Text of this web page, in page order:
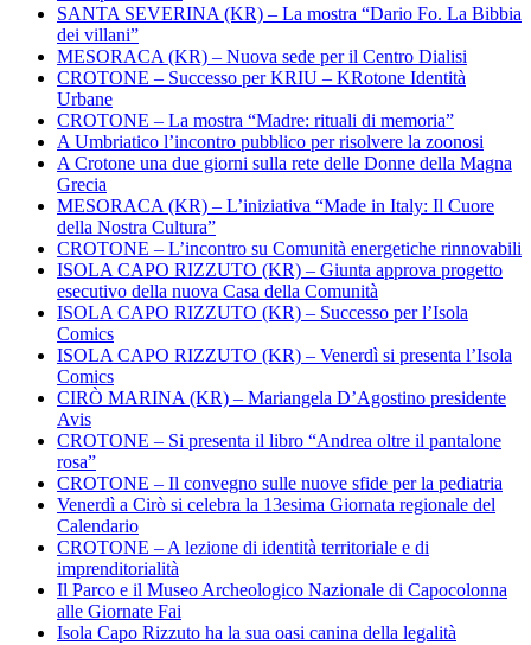
SANTA SEVERINA (KR) – La mostra “Dario Fo. La Bibbia
dei villani”
MESORACA (KR) – Nuova sede per il Centro Dialisi
CROTONE – Successo per KRIU – KRotone Identità
Urbane
CROTONE – La mostra “Madre: rituali di memoria”
A Umbriatico l’incontro pubblico per risolvere la zoonosi
A Crotone una due giorni sulla rete delle Donne della Magna
Grecia
MESORACA (KR) – L’iniziativa “Made in Italy: Il Cuore
della Nostra Cultura”
CROTONE – L’incontro su Comunità energetiche rinnovabili
ISOLA CAPO RIZZUTO (KR) – Giunta approva progetto
esecutivo della nuova Casa della Comunità
ISOLA CAPO RIZZUTO (KR) – Successo per l’Isola
Comics
ISOLA CAPO RIZZUTO (KR) – Venerdì si presenta l’Isola
Comics
CIRÒ MARINA (KR) – Mariangela D’Agostino presidente
Avis
CROTONE – Si presenta il libro “Andrea oltre il pantalone
rosa”
CROTONE – Il convegno sulle nuove sfide per la pediatria
Venerdì a Cirò si celebra la 13esima Giornata regionale del
Calendario
CROTONE – A lezione di identità territoriale e di
imprenditorialità
Il Parco e il Museo Archeologico Nazionale di Capocolonna
alle Giornate Fai
Isola Capo Rizzuto ha la sua oasi canina della legalità